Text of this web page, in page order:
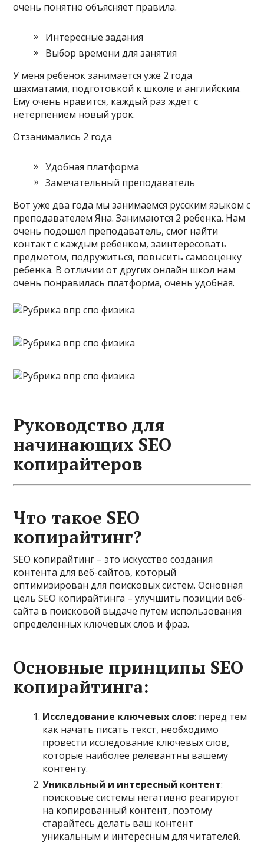
очень понятно объясняет правила.
Интересные задания
Выбор времени для занятия
У меня ребенок занимается уже 2 года
шахматами, подготовкой к школе и английским.
Ему очень нравится, каждый раз ждет с
нетерпением новый урок.
Отзанимались 2 года
Удобная платформа
Замечательный преподаватель
Вот уже два года мы занимаемся русским языком с
преподавателем Яна. Занимаются 2 ребенка. Нам
очень подошел преподаватель, смог найти
контакт с каждым ребенком, заинтересовать
предметом, подружиться, повысить самооценку
ребенка. В отличии от других онлайн школ нам
очень понравилась платформа, очень удобная.
Руководство для
начинающих SEO
копирайтеров
Что такое SEO
копирайтинг?
SEO копирайтинг – это искусство создания
контента для веб-сайтов, который
оптимизирован для поисковых систем. Основная
цель SEO копирайтинга – улучшить позиции веб-
сайта в поисковой выдаче путем использования
определенных ключевых слов и фраз.
Основные принципы SEO
копирайтинга:
Исследование ключевых слов: перед тем
как начать писать текст, необходимо
провести исследование ключевых слов,
которые наиболее релевантны вашему
контенту.
Уникальный и интересный контент:
поисковые системы негативно реагируют
на копированный контент, поэтому
старайтесь делать ваш контент
уникальным и интересным для читателей.